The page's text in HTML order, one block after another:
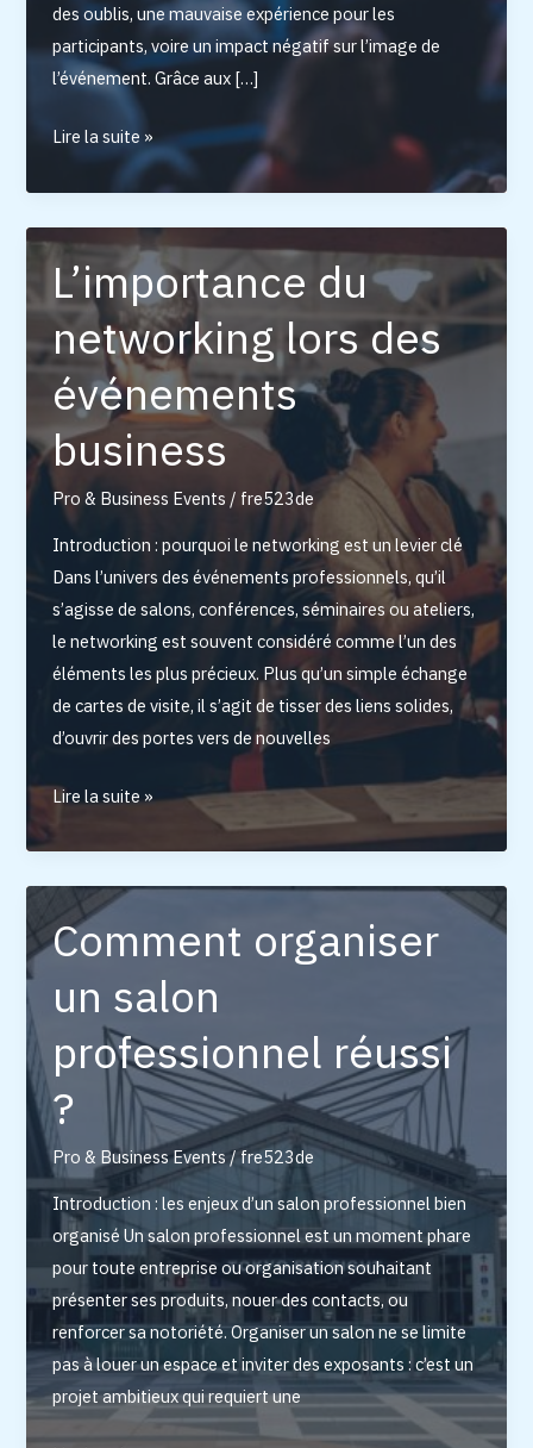
des oublis, une mauvaise expérience pour les
participants, voire un impact négatif sur l’image de
l’événement. Grâce aux […]
Les
outils
pour
gérer
les
inscriptions
à
un
séminaire
Lire la suite »
L’importance du
networking lors des
événements
business
Pro & Business Events / fre523de
Introduction : pourquoi le networking est un levier clé
Dans l’univers des événements professionnels, qu’il
s’agisse de salons, conférences, séminaires ou ateliers,
le networking est souvent considéré comme l’un des
éléments les plus précieux. Plus qu’un simple échange
de cartes de visite, il s’agit de tisser des liens solides,
d’ouvrir des portes vers de nouvelles
L’importance
networking
lors
des
événements
business
Lire la suite »
Comment organiser
un salon
professionnel réussi
?
Pro & Business Events /fre523de
Introduction : les enjeux d’un salon professionnel bien
organisé Un salon professionnel est un moment phare
pour toute entreprise ou organisation souhaitant
présenter ses produits, nouer des contacts, ou
renforcer sa notoriété. Organiser un salon ne se limite
pas à louer un espace et inviter des exposants : c’est un
projet ambitieux qui requiert une